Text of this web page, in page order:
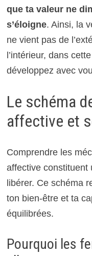
que ta valeur ne
s’éloigne. Ainsi, la
ne vient pas de
l’intérieur, dans
développez avec
Le schéma
affective et
Comprendre les
affective constituent
libérer. Ce schéma
ton bien-être et ta
équilibrées.
Pourquoi les